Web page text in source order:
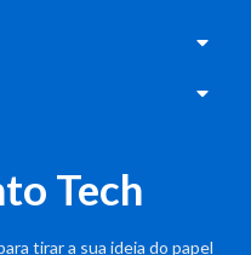
Tech
tirar a sua ideia do papel